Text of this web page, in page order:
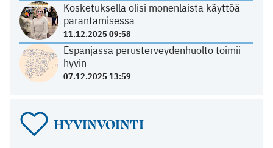
Kosketuksella olisi monenlaista käyttöä
parantamisessa
11.12.2025 09:58
Espanjassa perusterveydenhuolto toimii
hyvin
07.12.2025 13:59
HYVINVOINTI